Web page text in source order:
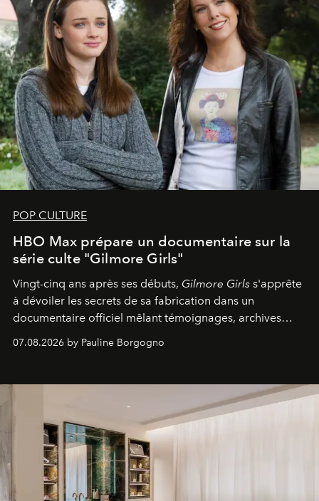
POP CULTURE
HBO Max prépare un documentaire sur la
série culte "Gilmore Girls"
Vingt-cinq ans après ses débuts, Gilmore Girls s'apprête
à dévoiler les secrets de sa fabrication dans un
documentaire officiel mêlant témoignages, archives
générationnel.
07.08.2026 by Pauline Borgogno